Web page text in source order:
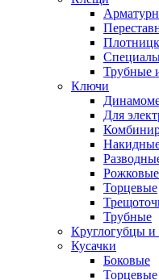
Трубные
Ключи
Для
Рожковые
Торцевые
Трубные
Круглогубцы
Кусачки
Боковые
Торцевые